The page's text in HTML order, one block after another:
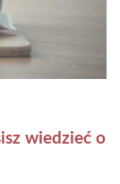
wiedzieć o